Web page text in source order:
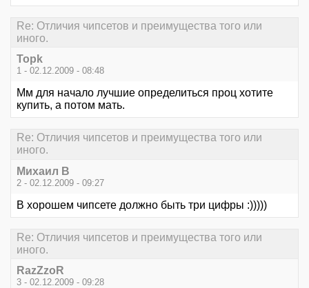
Re: Отличия чипсетов и преимущества того или
иного.
Topk
1 - 02.12.2009 - 08:48
Мм для начало лучшие определиться проц хотите
купить, а потом мать.
Re: Отличия чипсетов и преимущества того или
иного.
Михаил В
2 - 02.12.2009 - 09:27
В хорошем чипсете должно быть три цифры :)))))
Re: Отличия чипсетов и преимущества того или
иного.
RazZzoR
3 - 02.12.2009 - 09:28